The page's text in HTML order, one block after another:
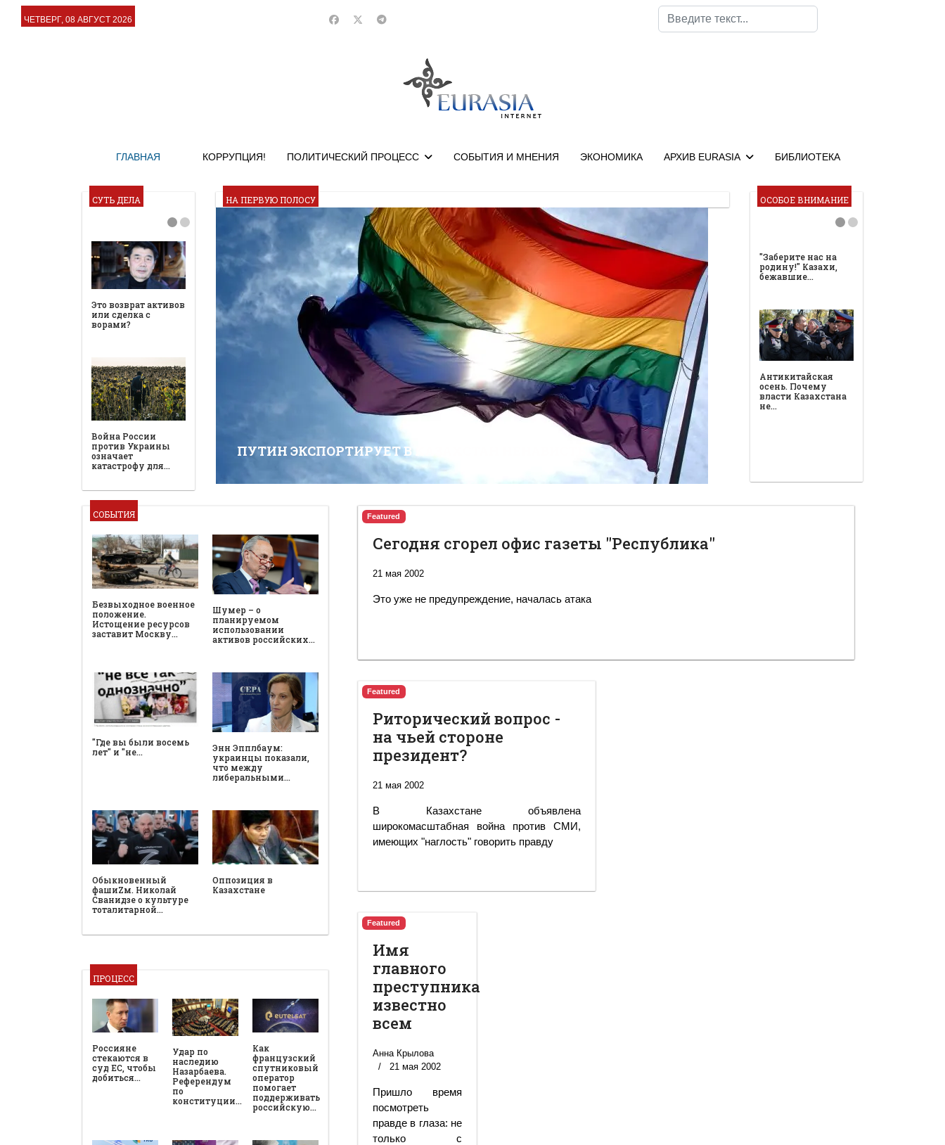
ЧЕТВЕРГ, 08 АВГУСТ 2026
Поиск
ГЛАВНАЯ КОРРУПЦИЯ! ПОЛИТИЧЕСКИЙ ПРОЦЕСС СОБЫТИЯ И МНЕНИЯ ЭКОНОМИКА АРХИВ EURASIA БИБЛИОТЕКА
СУТЬ ДЕЛА
Это возврат активов
или сделка с
ворами?
Война России
против Украины
означает
катастрофу для…
НА ПЕРВУЮ ПОЛОСУ
ПУТИН ЭКСПОРТИРУЕТ В КАЗАХСТАН НЕНАВИСТЬ
ОСОБОЕ ВНИМАНИЕ
"Заберите нас на
родину!" Казахи,
бежавшие…
Антикитайская
осень. Почему
власти Казахстана
не…
СОБЫТИЯ
Безвыходное военное
положение.
Истощение ресурсов
заставит Москву…
Шумер – о
планируемом
использовании
активов российских…
"Где вы были восемь
лет" и "не…
Энн Эпплбаум:
украинцы показали,
что между
либеральными…
Обыкновенный
фашиZм. Николай
Сванидзе о культуре
тоталитарной…
Оппозиция в
Казахстане
ПРОЦЕСС
Россияне
стекаются в
суд ЕС, чтобы
добиться…
Удар по
наследию
Назарбаева.
Референдум
по
конституции…
Как
французский
спутниковый
оператор
помогает
поддерживать
российскую…
Featured
Сегодня сгорел офис газеты "Республика"
21 мая 2002
Это уже не предупреждение, началась атака
Featured
Риторический вопрос -
на чьей стороне
президент?
21 мая 2002
В Казахстане объявлена
широкомасштабная война против СМИ,
имеющих "наглость" говорить правду
Featured
Имя
главного
преступника
известно
всем
Анна Крылова
21 мая 2002
Пришло время
посмотреть
правде в глаза: не
только с